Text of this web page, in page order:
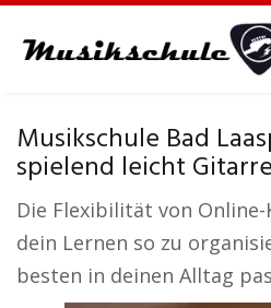
Musikschule Bad
spielend leicht
Die Flexibilität von
dein Lernen so zu
besten in deinen Alltag